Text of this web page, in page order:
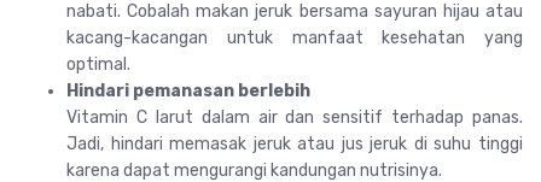
nabati. Cobalah makan jeruk bersama sayuran hijau atau
kacang-kacangan untuk manfaat kesehatan yang
optimal.
Hindari pemanasan berlebih
Vitamin C larut dalam air dan sensitif terhadap panas.
Jadi, hindari memasak jeruk atau jus jeruk di suhu tinggi
karena dapat mengurangi kandungan nutrisinya.